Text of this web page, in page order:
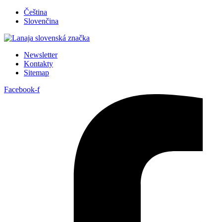
PreskočiťČeština
Slovenčina
Newsletter
Kontakty
Sitemap
Facebook-f